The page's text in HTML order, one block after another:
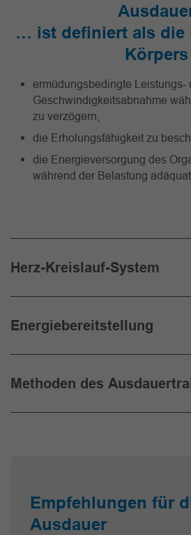
… ist definiert als die
Körpers
ermüdungsbedingte Leistungs-
Geschwindigkeitsabnahme
zu verzögern,
die Erholungsfähigkeit zu
die Energieversorgung des
während der Belastung
Herz-Kreislauf-System
Energiebereitstellung
Methoden des
Empfehlungen für
Ausdauer